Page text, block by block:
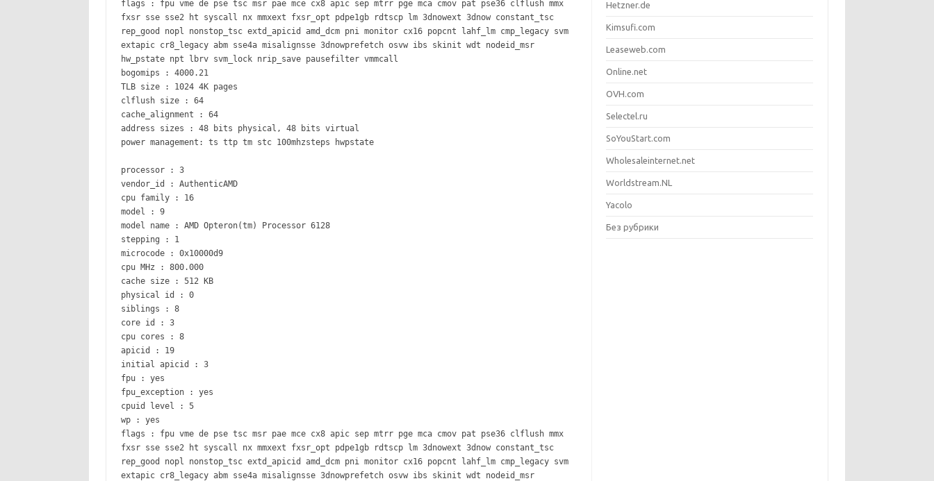
flags : fpu vme de pse tsc msr pae mce cx8 apic sep mtrr pge mca cmov pat pse36 clflush mmx
fxsr sse sse2 ht syscall nx mmxext fxsr_opt pdpe1gb rdtscp lm 3dnowext 3dnow constant_tsc
rep_good nopl nonstop_tsc extd_apicid amd_dcm pni monitor cx16 popcnt lahf_lm cmp_legacy svm
extapic cr8_legacy abm sse4a misalignsse 3dnowprefetch osvw ibs skinit wdt nodeid_msr
hw_pstate npt lbrv svm_lock nrip_save pausefilter vmmcall
bogomips : 4000.21
TLB size : 1024 4K pages
clflush size : 64
cache_alignment : 64
address sizes : 48 bits physical, 48 bits virtual
power management: ts ttp tm stc 100mhzsteps hwpstate
processor : 3
vendor_id : AuthenticAMD
cpu family : 16
model : 9
model name : AMD Opteron(tm) Processor 6128
stepping : 1
microcode : 0x10000d9
cpu MHz : 800.000
cache size : 512 KB
physical id : 0
siblings : 8
core id : 3
cpu cores : 8
apicid : 19
initial apicid : 3
fpu : yes
fpu_exception : yes
cpuid level : 5
wp : yes
flags : fpu vme de pse tsc msr pae mce cx8 apic sep mtrr pge mca cmov pat pse36 clflush mmx
fxsr sse sse2 ht syscall nx mmxext fxsr_opt pdpe1gb rdtscp lm 3dnowext 3dnow constant_tsc
rep_good nopl nonstop_tsc extd_apicid amd_dcm pni monitor cx16 popcnt lahf_lm cmp_legacy svm
extapic cr8_legacy abm sse4a misalignsse 3dnowprefetch osvw ibs skinit wdt nodeid_msr
Hetzner.de
Kimsufi.com
Leaseweb.com
Online.net
OVH.com
Selectel.ru
SoYouStart.com
Wholesaleinternet.net
Worldstream.NL
Yacolo
Без рубрики